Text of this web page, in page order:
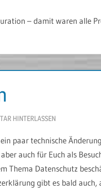
– damit waren alle
HINTERLASSEN
paar technische
auch für Euch als
Thema Datenschutz
gibt es bald auch,